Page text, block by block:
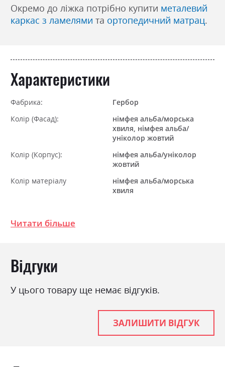
Окремо до ліжка потрібно купити металевий
каркас з ламелями та ортопедичний матрац.
Характеристики
Фабрика:
Гербор
Колір (Фасад):
німфея альба/морська
хвиля, німфея альба/
уніколор жовтий
Колір (Корпус):
німфея альба/уніколор
жовтий
Колір матеріалу
німфея альба/морська
хвиля
Матеріал
З матрацом
З підставкою під матрац
ні
Читати більше
Відгуки
У цього товару ще немає відгуків.
ЗАЛИШИТИ ВІДГУК